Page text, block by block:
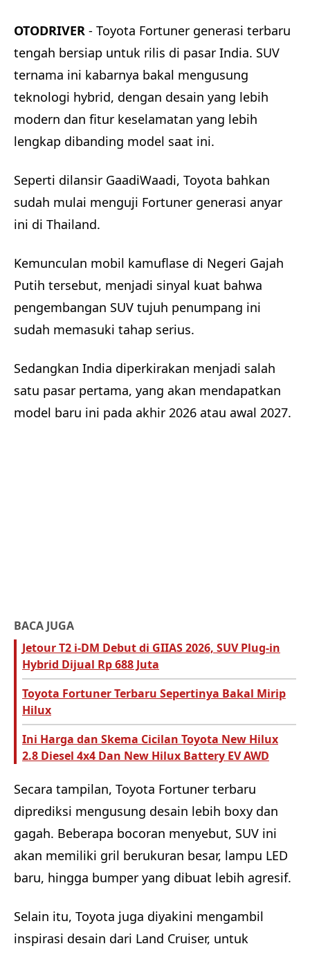
OTODRIVER - Toyota Fortuner generasi terbaru
tengah bersiap untuk rilis di pasar India. SUV
ternama ini kabarnya bakal mengusung
teknologi hybrid, dengan desain yang lebih
modern dan fitur keselamatan yang lebih
lengkap dibanding model saat ini.
Seperti dilansir GaadiWaadi, Toyota bahkan
sudah mulai menguji Fortuner generasi anyar
ini di Thailand.
Kemunculan mobil kamuflase di Negeri Gajah
Putih tersebut, menjadi sinyal kuat bahwa
pengembangan SUV tujuh penumpang ini
sudah memasuki tahap serius.
Sedangkan India diperkirakan menjadi salah
satu pasar pertama, yang akan mendapatkan
model baru ini pada akhir 2026 atau awal 2027.
BACA JUGA
Jetour T2 i-DM Debut di GIIAS 2026, SUV Plug-in
Hybrid Dijual Rp 688 Juta
Toyota Fortuner Terbaru Sepertinya Bakal Mirip
Hilux
Ini Harga dan Skema Cicilan Toyota New Hilux
2.8 Diesel 4x4 Dan New Hilux Battery EV AWD
Secara tampilan, Toyota Fortuner terbaru
diprediksi mengusung desain lebih boxy dan
gagah. Beberapa bocoran menyebut, SUV ini
akan memiliki gril berukuran besar, lampu LED
baru, hingga bumper yang dibuat lebih agresif.
Selain itu, Toyota juga diyakini mengambil
inspirasi desain dari Land Cruiser, untuk